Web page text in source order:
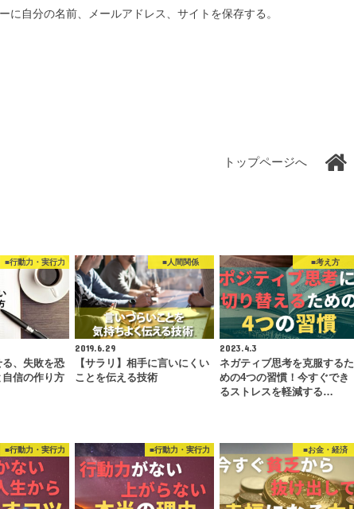
に自分の名前、メールアドレス、サイトを保存する。
トップページへ
■行動力・実行力
る、失敗を恐
信の作り方
■人間関係
2019.6.29
【サラリ】相手に言いにくい
ことを伝える技術
■考え方
2023.4.3
ネガティブ思考を克服するた
めの4つの習慣！今すぐでき
るストレスを軽減する…
■行動力・実行力 ■行動力・実行力 ■お金・経済